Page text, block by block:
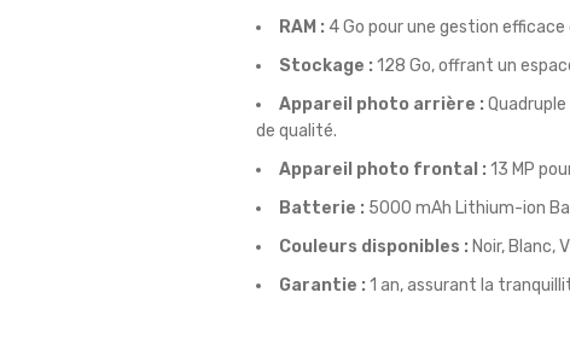
RAM : 4 Go pour une gestion
Stockage : 128 Go, offrant un
Appareil photo arrière :
de qualité.
Appareil photo frontal : 13 MP
Batterie : 5000 mAh Lithium-ion
Couleurs disponibles : Noir, Blanc,
Garantie : 1 an, assurant la